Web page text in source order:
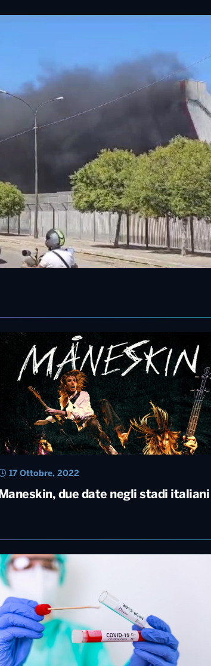
Maneskin, due date negli stadi italiani
17 Ottobre, 2022